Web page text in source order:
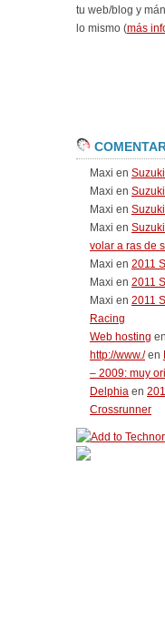
tu web/blog y
lo mismo (más
Maxi en
Maxi en
Maxi en
Maxi en
volar a ras de
Maxi en 2011
Maxi en 2011
Maxi en 2011
Racing
Web hosting
http://www./en
– 2009: muy
Delphia en
Crossrunner